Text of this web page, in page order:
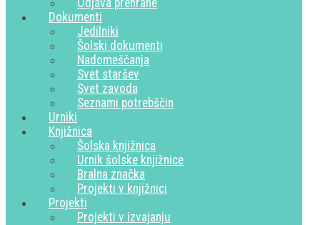
Odjava prehrane
Dokumenti
Jedilniki
Šolski dokumenti
Nadomeščanja
Svet staršev
Svet zavoda
Seznami potrebščin
Urniki
Knjižnica
Šolska knjižnica
Urnik šolske knjižnice
Bralna značka
Projekti v knjižnici
Projekti
Projekti v izvajanju